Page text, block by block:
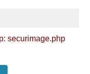
securimage.php